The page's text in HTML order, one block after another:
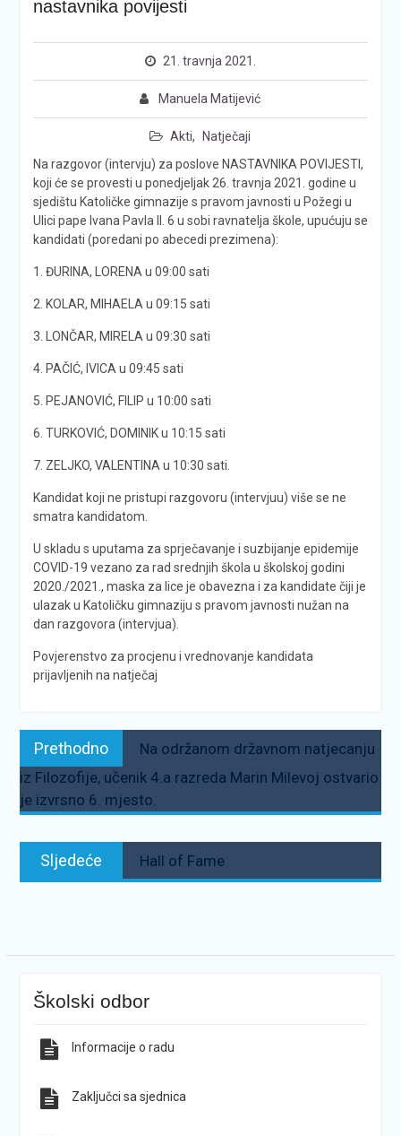
nastavnika povijesti
21. travnja 2021.
Manuela Matijević
Akti,
Natječaji
Na razgovor (intervju) za poslove NASTAVNIKA POVIJESTI,
koji će se provesti u ponedjeljak 26. travnja 2021. godine u
sjedištu Katoličke gimnazije s pravom javnosti u Požegi u
Ulici pape Ivana Pavla II. 6 u sobi ravnatelja škole, upućuju se
kandidati (poredani po abecedi prezimena):
1. ĐURINA, LORENA u 09:00 sati
2. KOLAR, MIHAELA u 09:15 sati
3. LONČAR, MIRELA u 09:30 sati
4. PAČIĆ, IVICA u 09:45 sati
5. PEJANOVIĆ, FILIP u 10:00 sati
6. TURKOVIĆ, DOMINIK u 10:15 sati
7. ZELJKO, VALENTINA u 10:30 sati.
Kandidat koji ne pristupi razgovoru (intervjuu) više se ne
smatra kandidatom.
U skladu s uputama za sprječavanje i suzbijanje epidemije
COVID-19 vezano za rad srednjih škola u školskoj godini
2020./2021., maska za lice je obavezna i za kandidate čiji je
ulazak u Katoličku gimnaziju s pravom javnosti nužan na
dan razgovora (intervjua).
Povjerenstvo za procjenu i vrednovanje kandidata
prijavljenih na natječaj
Navigacija
objava
Prethodno Prethodno:
Na održanom državnom natjecanju
iz Filozofije, učenik 4.a razreda Marin Milevoj ostvario
je izvrsno 6. mjesto.
Sljedeće Sljedeće:
Hall of Fame
Školski odbor
Informacije o radu
Zaključci sa sjednica